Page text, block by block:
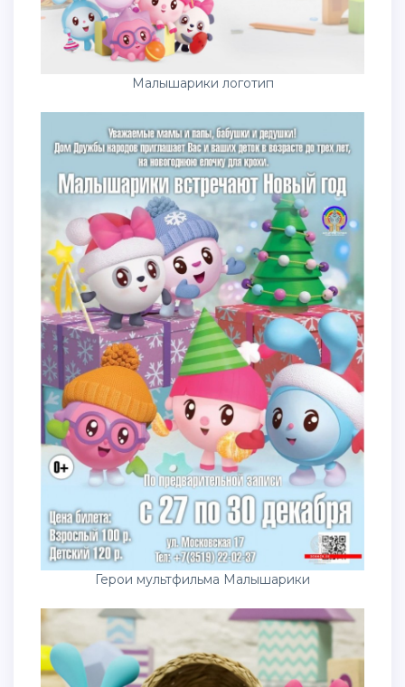
Малышарики логотип
Герои мультфильма Малышарики